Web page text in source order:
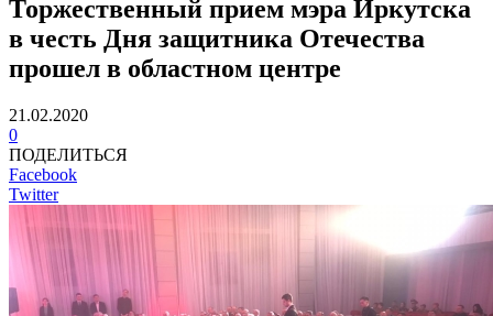
Торжественный прием мэра Иркутска
в честь Дня защитника Отечества
прошел в областном центре
21.02.2020
0
ПОДЕЛИТЬСЯ
Facebook
Twitter